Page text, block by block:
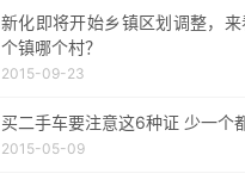
新化即将开始乡镇区划调整，
个镇哪个村？
2015-09-23
买二手车要注意这6种证 少一个
2015-05-09